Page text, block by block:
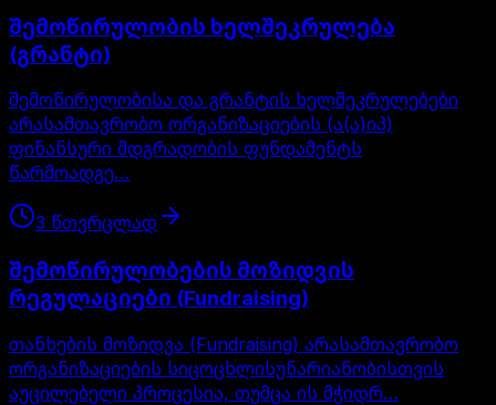
შემოწირულობის ხელშეკრულება
(გრანტი)
შემოწირულობისა და გრანტის ხელშეკრულებები
არასამთავრობო ორგანიზაციების (ა(ა)იპ)
ფინანსური მდგრადობის ფუნდამენტს
წარმოადგე…
3 წთვრცლად
შემოწირულობების მოზიდვის
რეგულაციები (Fundraising)
თანხების მოზიდვა (Fundraising) არასამთავრობო
ორგანიზაციების სიცოცხლისუნარიანობისთვის
აუცილებელი პროცესია, თუმცა ის მჭიდრ…